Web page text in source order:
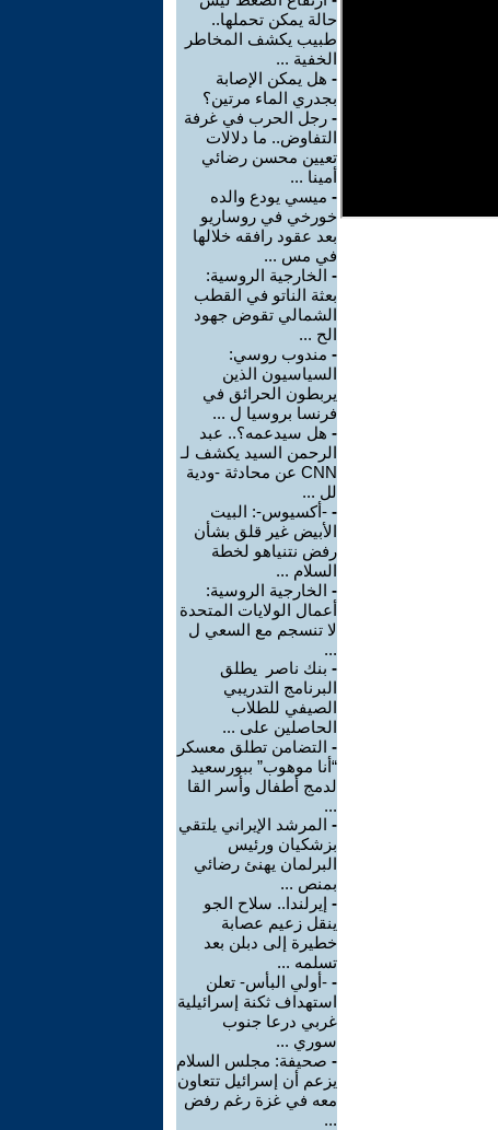
حالة يمكن تحملها..
طبيب يكشف المخاطر
الخفية ...
- هل يمكن الإصابة
بجدري الماء مرتين؟
- رجل الحرب في غرفة
التفاوض.. ما دلالات
تعيين محسن رضائي
أمينا ...
- ميسي يودع والده
خورخي في روساريو
بعد عقود رافقه خلالها
في مس ...
- الخارجية الروسية:
بعثة الناتو في القطب
الشمالي تقوض جهود
الح ...
- مندوب روسي:
السياسيون الذين
يربطون الحرائق في
فرنسا بروسيا ل ...
- هل سيدعمه؟.. عبد
الرحمن السيد يكشف لـ
CNN عن محادثة -ودية
لل ...
- -أكسيوس-: البيت
الأبيض غير قلق بشأن
رفض نتنياهو لخطة
السلام ...
- الخارجية الروسية:
أعمال الولايات المتحدة
لا تنسجم مع السعي ل
...
- بنك ناصر يطلق
البرنامج التدريبي
الصيفي للطلاب
الحاصلين على ...
- التضامن تطلق معسكر
“أنا موهوب” ببورسعيد
لدمج أطفال وأسر القا
...
- المرشد الإيراني يلتقي
بزشكيان ورئيس
البرلمان يهنئ رضائي
بمنص ...
- إيرلندا.. سلاح الجو
ينقل زعيم عصابة
خطيرة إلى دبلن بعد
تسلمه ...
- -أولي البأس- تعلن
استهداف ثكنة إسرائيلية
غربي درعا جنوب
سوري ...
- صحيفة: مجلس السلام
يزعم أن إسرائيل تتعاون
معه في غزة رغم رفض
...